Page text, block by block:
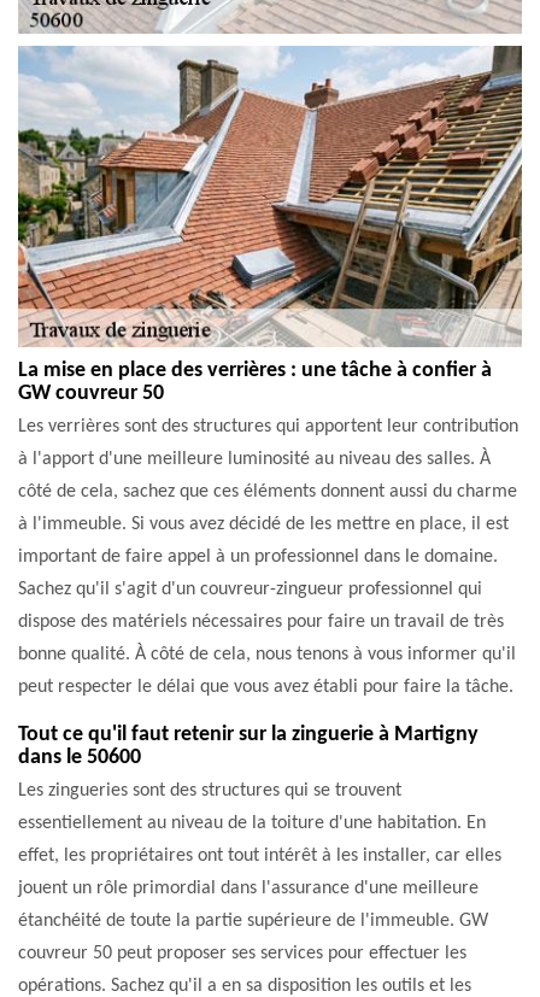
La mise en place des verrières : une tâche à confier à
GW couvreur 50
Les verrières sont des structures qui apportent leur contribution
à l'apport d'une meilleure luminosité au niveau des salles. À
côté de cela, sachez que ces éléments donnent aussi du charme
à l'immeuble. Si vous avez décidé de les mettre en place, il est
important de faire appel à un professionnel dans le domaine.
Sachez qu'il s'agit d'un couvreur-zingueur professionnel qui
dispose des matériels nécessaires pour faire un travail de très
bonne qualité. À côté de cela, nous tenons à vous informer qu'il
peut respecter le délai que vous avez établi pour faire la tâche.
Tout ce qu'il faut retenir sur la zinguerie à Martigny
dans le 50600
Les zingueries sont des structures qui se trouvent
essentiellement au niveau de la toiture d'une habitation. En
effet, les propriétaires ont tout intérêt à les installer, car elles
jouent un rôle primordial dans l'assurance d'une meilleure
étanchéité de toute la partie supérieure de l'immeuble. GW
couvreur 50 peut proposer ses services pour effectuer les
opérations. Sachez qu'il a en sa disposition les outils et les